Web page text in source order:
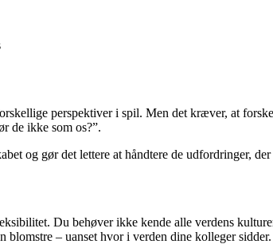
perspektiver i spil. Men det kræver, at
de ikke som os?”.
og gør det lettere at håndtere de udfordringer,
Du behøver ikke kende alle verdens
– uanset hvor i verden dine kolleger sidder.